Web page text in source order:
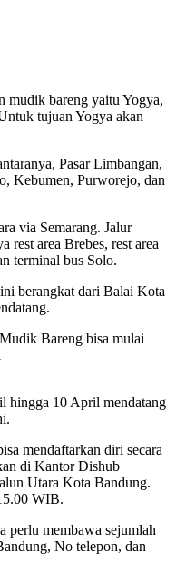
mudik bareng yaitu Yogya,
tujuan Yogya akan
Pasar Limbangan,
Kebumen, Purworejo, dan
via Semarang. Jalur
rest area Brebes, rest area
terminal bus Solo.
berangkat dari Balai Kota
Bareng bisa mulai
hingga 10 April mendatang
mendaftarkan diri secara
di Kantor Dishub
Utara Kota Bandung.
WIB.
perlu membawa sejumlah
No telepon, dan